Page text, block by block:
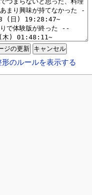
のルールを表示する